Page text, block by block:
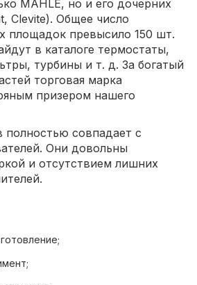
MAHLE, но и его дочерних
Clevite). Общее число
площадок превысило 150 шт.
в каталоге термостаты,
турбины и т. д. За богатый
торговая марка
призером нашего
полностью совпадает с
Они довольны
и отсутствием лишних